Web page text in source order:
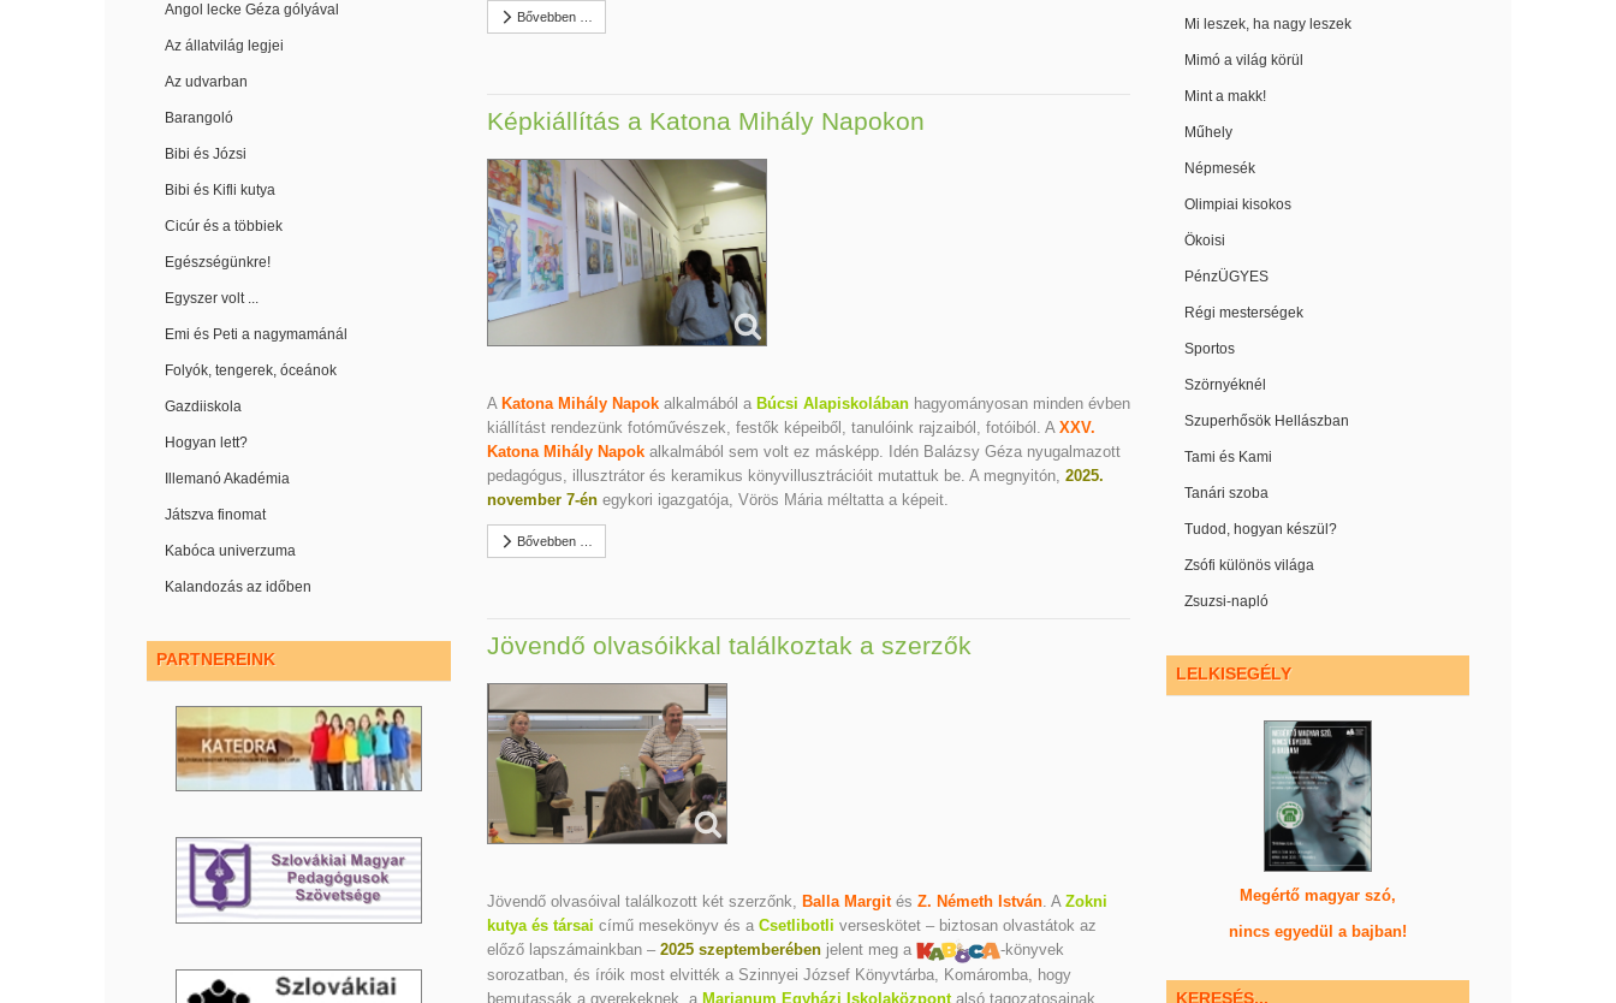
Bővebben …
Képkiállítás a Katona Mihály Napokon
A Katona Mihály Napokalkalmából a Búcsi Alapiskolábanhagyományosan minden évben
kiállítást rendezünk fotóművészek, festők képeiből, tanulóink rajzaiból, fotóiból. A XXV.
Katona Mihály Napokalkalmából sem volt ez másképp. Idén Balázsy Géza nyugalmazott
pedagógus, illusztrátor és keramikus könyvillusztrációit mutattuk be. A megnyitón, 2025.
november 7-énegykori igazgatója, Vörös Mária méltatta a képeit.
Bővebben …
Jövendő olvasóikkal találkoztak a szerzők
Jövendő olvasóival találkozott két szerzőnk, Balla Margit és Z. Németh István. A Zokni
kutya és társai című mesekönyv és a Csetlibotli verseskötet – biztosan olvastátok az
előző lapszámainkban – 2025 szeptemberébenjelent meg a
-könyvek
sorozatban, és íróik most elvitték a Szinnyei József Könyvtárba, Komáromba, hogy
bemutassák a gyerekeknek, a Marianum Egyházi Iskolaközpontalsó tagozatosainak.
Angol lecke Géza gólyával
Az állatvilág legjei
Az udvarban
Barangoló
Bibi és Józsi
Bibi és Kifli kutya
Cicúr és a többiek
Egészségünkre!
Egyszer volt ...
Emi és Peti a nagymamánál
Folyók, tengerek, óceánok
Gazdiiskola
Hogyan lett?
Illemanó Akadémia
Játszva finomat
Kabóca univerzuma
Kalandozás az időben
PARTNEREINK
Mi leszek, ha nagy leszek
Mimó a világ körül
Mint a makk!
Műhely
Népmesék
Olimpiai kisokos
Ökoisi
PénzÜGYES
Régi mesterségek
Sportos
Szörnyéknél
Szuperhősök Hellászban
Tami és Kami
Tanári szoba
Tudod, hogyan készül?
Zsófi különös világa
Zsuzsi-napló
LELKISEGÉLY
Megértő magyar szó,
nincs egyedül a bajban!
KERESÉS...